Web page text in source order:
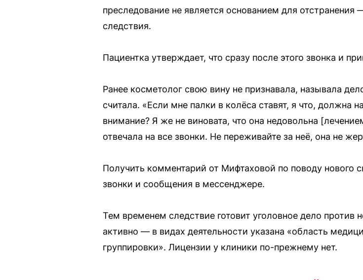
преследование не является основанием для
следствия.
Пациентка утверждает, что сразу после этого звонка и
Ранее косметолог свою вину не признавала, называла
считала. «Если мне палки в колёса ставят, я что,
внимание? Я же не виновата, что она недовольна
отвечала на все звонки. Не переживайте за неё, она не
Получить комментарий от Мифтаховой по поводу нового
звонки и сообщения в мессенджере.
Тем временем следствие готовит уголовное дело против
активно — в видах деятельности указана «область
группировки». Лицензии у клиники по-прежнему нет.